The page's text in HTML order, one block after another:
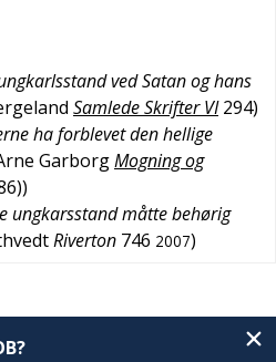
ved Satan og hans
Samlede Skrifter VI 294)
ha forblevet den hellige
GarborgMogning og
)
ungkarsstand måtte behørig
Riverton 746 2007)